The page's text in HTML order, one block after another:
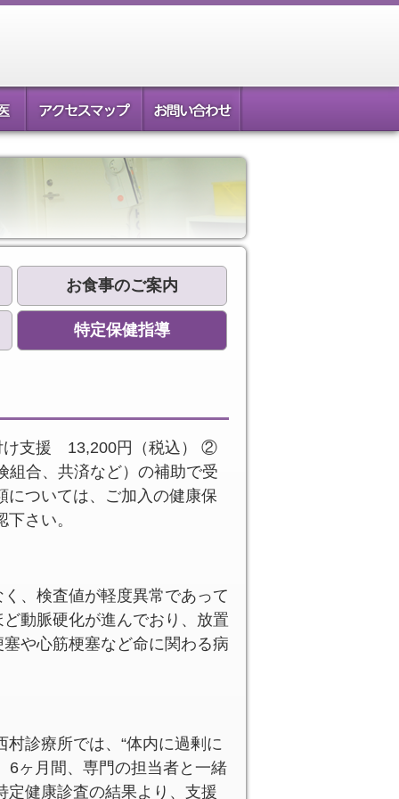
お食事のご案内
特定保健指導
支援 13,200円（税込） ②
合、共済など）の補助で受
については、ご加入の健康保
さい。
、検査値が軽度異常であって
動脈硬化が進んでおり、放置
や心筋梗塞など命に関わる病
診療所では、“体内に過剰に
6ヶ月間、専門の担当者と一緒
定健康診査の結果より、支援